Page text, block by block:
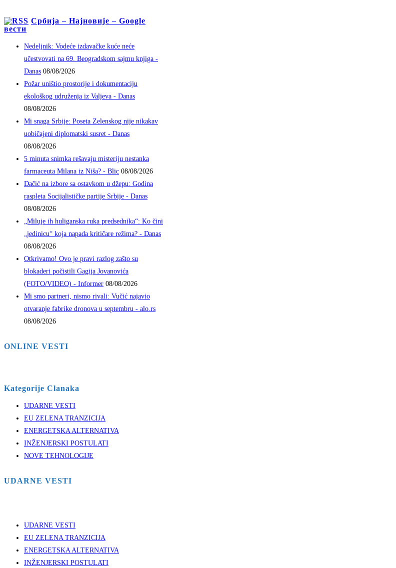
Србија – Најновије – Google
вести
Nedeljnik: Vodeće izdavačke kuće neće
učestvovati na 69. Beogradskom sajmu knjiga -
Danas 08/08/2026
Požar uništio prostorije i dokumentaciju
ekološkog udruženja iz Valjeva - Danas
08/08/2026
Mi snaga Srbije: Poseta Zelenskog nije nikakav
uobičajeni diplomatski susret - Danas
08/08/2026
5 minuta snimka rešavaju misteriju nestanka
farmaceuta Milana iz Niša? - Blic 08/08/2026
Dačić na izbore sa ostavkom u džepu: Godina
raspleta Socijalističke partije Srbije - Danas
08/08/2026
„Miluje ih huliganska ruka predsednika“: Ko čini
„jedinicu“ koja napada kritičare režima? - Danas
08/08/2026
Otkrivamo! Ovo je pravi razlog zašto su
blokaderi počistili Gagija Jovanovića
(FOTO/VIDEO) - Informer 08/08/2026
Mi smo partneri, nismo rivali: Vučić najavio
otvaranje fabrike dronova u septembru - alo.rs
08/08/2026
ONLINE VESTI
Kategorije Clanaka
UDARNE VESTI
EU ZELENA TRANZICIJA
ENERGETSKA ALTERNATIVA
INŽENJERSKI POSTULATI
NOVE TEHNOLOGIJE
UDARNE VESTI
UDARNE VESTI
EU ZELENA TRANZICIJA
ENERGETSKA ALTERNATIVA
INŽENJERSKI POSTULATI